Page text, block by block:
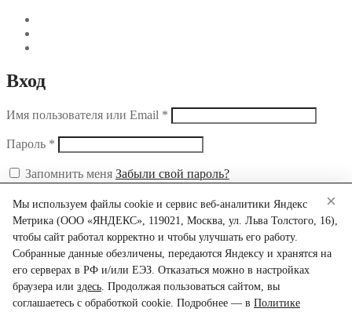
Вход
Имя пользователя или Email *
Пароль *
Запомнить меня Забыли свой пароль?
Войти
Search
Искать:
Narrow by category:
Поиск
×
Мы используем файлы cookie и сервис веб-аналитики Яндекс
Метрика (ООО «ЯНДЕКС», 119021, Москва, ул. Льва Толстого, 16),
чтобы сайт работал корректно и чтобы улучшать его работу.
Собранные данные обезличены, передаются Яндексу и хранятся на
его серверах в РФ и/или ЕЭЗ. Отказаться можно в настройках
браузера или здесь. Продолжая пользоваться сайтом, вы
соглашаетесь с обработкой cookie. Подробнее — в Политике